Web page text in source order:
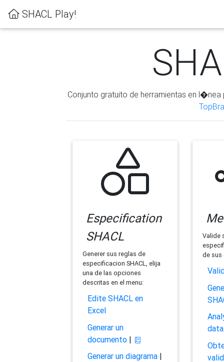
SHACL Play!
Conjunto gratuito de herramientas en
Especification
SHACL
Generer sus reglas de
especificacion SHACL, elija
una de las opciones
descritas en el menu:
Edite SHACL en
Excel
Generar un
documento|
Generar un diagrama|
Valide
de sus